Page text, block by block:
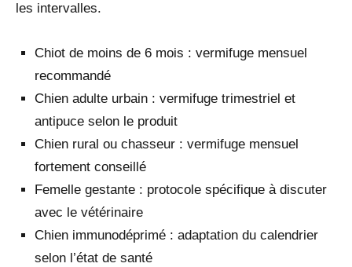
les intervalles.
Chiot de moins de 6 mois : vermifuge mensuel
recommandé
Chien adulte urbain : vermifuge trimestriel et
antipuce selon le produit
Chien rural ou chasseur : vermifuge mensuel
fortement conseillé
Femelle gestante : protocole spécifique à discuter
avec le vétérinaire
Chien immunodéprimé : adaptation du calendrier
selon l’état de santé